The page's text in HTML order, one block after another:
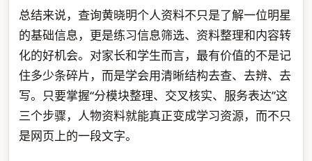
总结来说，查询黄晓明个人资料不只是了解一位明星
的基础信息，更是练习信息筛选、资料整理和内容转
化的好机会。对家长和学生而言，最有价值的不是记
住多少条碎片，而是学会用清晰结构去查、去辨、去
写。只要掌握“分模块整理、交叉核实、服务表达”这
三个步骤，人物资料就能真正变成学习资源，而不只
是网页上的一段文字。